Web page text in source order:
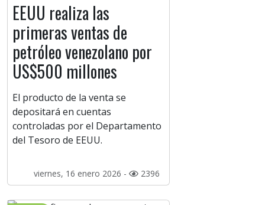
EEUU realiza las
primeras ventas de
petróleo venezolano por
US$500 millones
El producto de la venta se
depositará en cuentas
controladas por el Departamento
del Tesoro de EEUU.
viernes, 16 enero 2026 - 2396